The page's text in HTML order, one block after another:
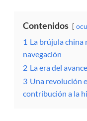
Contenidos
1 La brújula china
navegación
2 La era del
3 Una revolución
contribución a la